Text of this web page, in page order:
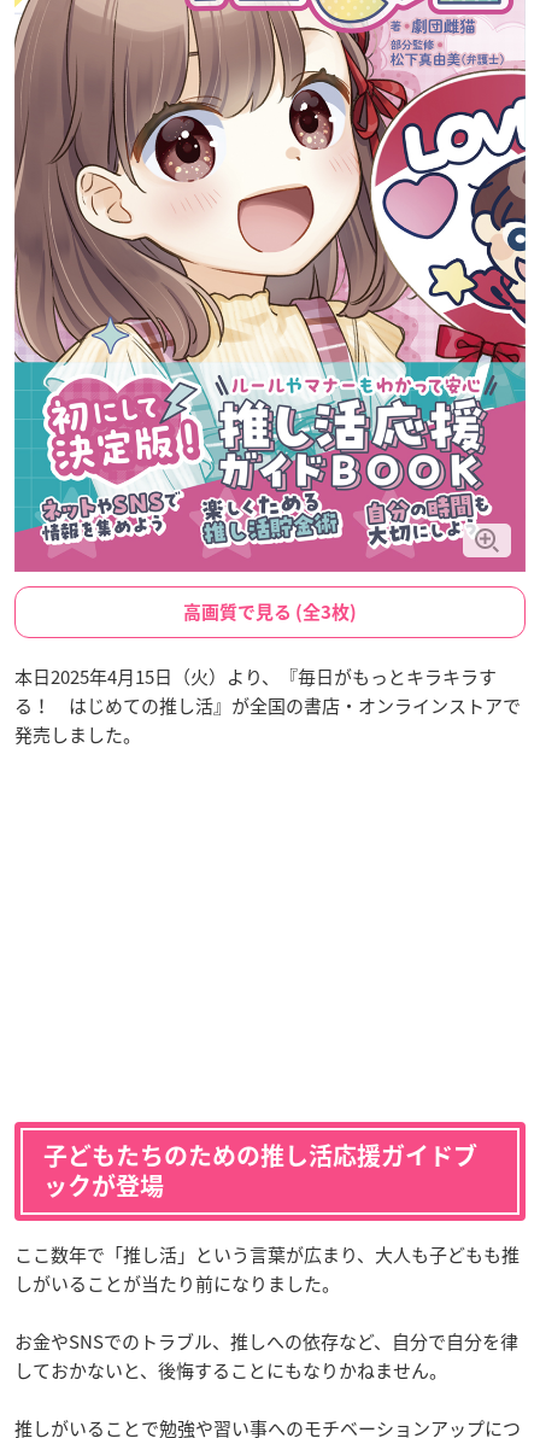
高画質で見る (全3枚)
本日2025年4月15日（火）より、『毎日がもっとキラキラす
る！ はじめての推し活』が全国の書店・オンラインストアで
発売しました。
子どもたちのための推し活応援ガイドブ
ックが登場
ここ数年で「推し活」という言葉が広まり、大人も子どもも推
しがいることが当たり前になりました。
お金やSNSでのトラブル、推しへの依存など、自分で自分を律
しておかないと、後悔することにもなりかねません。
推しがいることで勉強や習い事へのモチベーションアップにつ